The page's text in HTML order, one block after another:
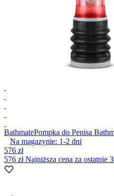
BathmatePompka do Penisa
Na magazynie: 1-2 dni
576 zł
576 złNajniższa cena za ostatnie